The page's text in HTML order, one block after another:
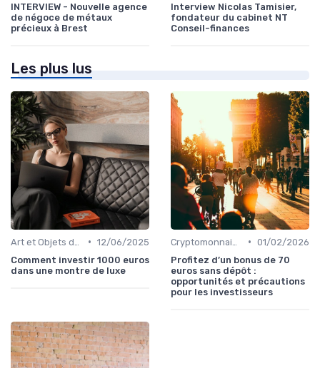
INTERVIEW - Nouvelle agence
de négoce de métaux
précieux à Brest
Interview Nicolas Tamisier,
fondateur du cabinet NT
Conseil-finances
Les plus lus
• 12/06/2025
Comment investir 1000 euros
dans une montre de luxe
• 01/02/2026
Profitez d’un bonus de 70
euros sans dépôt :
opportunités et précautions
pour les investisseurs